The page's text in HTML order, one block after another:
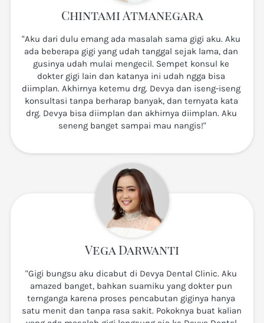
Chintami Atmanegara
"Aku dari dulu emang ada masalah sama gigi aku. Aku
ada beberapa gigi yang udah tanggal sejak lama, dan
gusinya udah mulai mengecil. Sempet konsul ke
dokter gigi lain dan katanya ini udah ngga bisa
diimplan. Akhirnya ketemu drg. Devya dan iseng-iseng
konsultasi tanpa berharap banyak, dan ternyata kata
drg. Devya bisa diimplan dan akhirnya diimplan. Aku
seneng banget sampai mau nangis!"
Vega Darwanti
"Gigi bungsu aku dicabut di Devya Dental Clinic. Aku
amazed banget, bahkan suamiku yang dokter pun
ternganga karena proses pencabutan giginya hanya
satu menit dan tanpa rasa sakit. Pokoknya buat kalian